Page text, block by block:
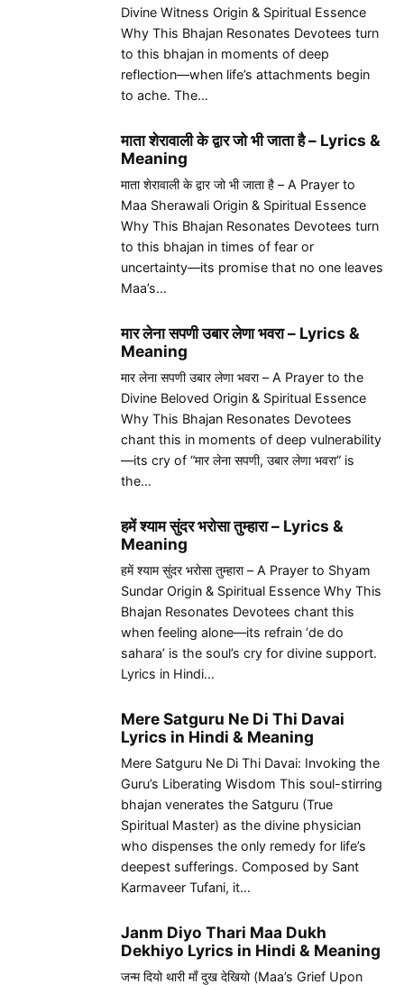
Divine Witness Origin & Spiritual Essence
Why This Bhajan Resonates Devotees turn
to this bhajan in moments of deep
reflection—when life’s attachments begin
to ache. The…
माता शेरावाली के द्वार जो भी जाता है – Lyrics &
Meaning
माता शेरावाली के द्वार जो भी जाता है – A Prayer to
Maa Sherawali Origin & Spiritual Essence
Why This Bhajan Resonates Devotees turn
to this bhajan in times of fear or
uncertainty—its promise that no one leaves
Maa’s…
मार लेना सपणी उबार लेणा भवरा – Lyrics &
Meaning
मार लेना सपणी उबार लेणा भवरा – A Prayer to the
Divine Beloved Origin & Spiritual Essence
Why This Bhajan Resonates Devotees
chant this in moments of deep vulnerability
—its cry of “मार लेना सपणी, उबार लेणा भवरा” is
the…
हमें श्याम सुंदर भरोसा तुम्हारा – Lyrics &
Meaning
हमें श्याम सुंदर भरोसा तुम्हारा – A Prayer to Shyam
Sundar Origin & Spiritual Essence Why This
Bhajan Resonates Devotees chant this
when feeling alone—its refrain ‘de do
sahara’ is the soul’s cry for divine support.
Lyrics in Hindi…
Mere Satguru Ne Di Thi Davai
Lyrics in Hindi & Meaning
Mere Satguru Ne Di Thi Davai: Invoking the
Guru’s Liberating Wisdom This soul-stirring
bhajan venerates the Satguru (True
Spiritual Master) as the divine physician
who dispenses the only remedy for life’s
deepest sufferings. Composed by Sant
Karmaveer Tufani, it…
Janm Diyo Thari Maa Dukh
Dekhiyo Lyrics in Hindi & Meaning
जन्म दियो थारी माँ दुख देखियो (Maa’s Grief Upon